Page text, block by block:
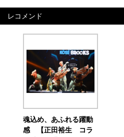
レコメンド
魂込め、あふれる躍動
感 【正田裕生 コラ